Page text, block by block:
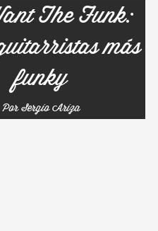
The Funk:
más
funky
Por Sergio Ariza